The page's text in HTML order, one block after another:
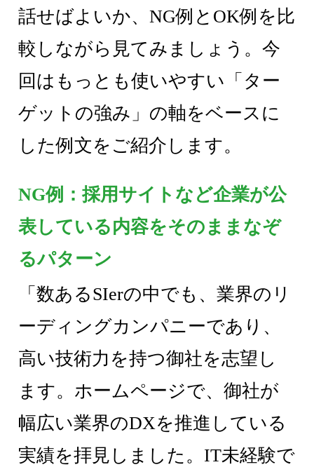
話せばよいか、NG例とOK例を比
較しながら見てみましょう。今
回はもっとも使いやすい「ター
ゲットの強み」の軸をベースに
した例文をご紹介します。
NG例：採用サイトなど企業が公
表している内容をそのままなぞ
るパターン
「数あるSIerの中でも、業界のリ
ーディングカンパニーであり、
高い技術力を持つ御社を志望し
ます。ホームページで、御社が
幅広い業界のDXを推進している
実績を拝見しました。IT未経験で